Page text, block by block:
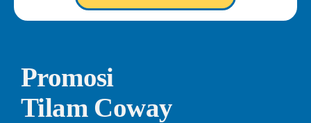
Promosi
Tilam Coway